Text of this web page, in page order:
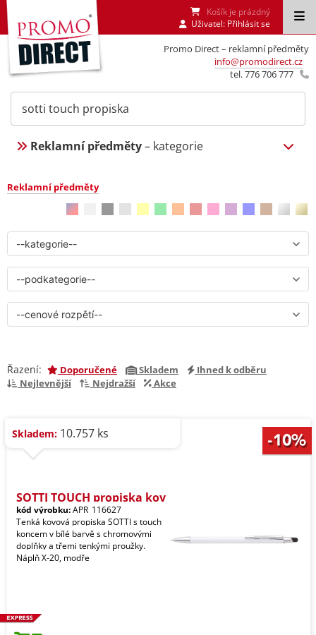
Promo Direct – reklamní předměty
info@promodirect.cz
tel. 776 706 777
Košík je prázdný
Uživatel: Přihlásit se
Reklamní předměty– kategorie
Reklamní předměty
Řazení: Doporučené Skladem
Ihned k odběru
Nejlevnější
Nejdražší Akce
Skladem: 10.757 ks
SOTTI TOUCH propiska kov
kód výrobku:APR_116627
Tenká kovová propiska SOTTI s touch
koncem v bílé barvě s chromovými
doplňky a třemi tenkými proužky.
Náplň X-20, modře